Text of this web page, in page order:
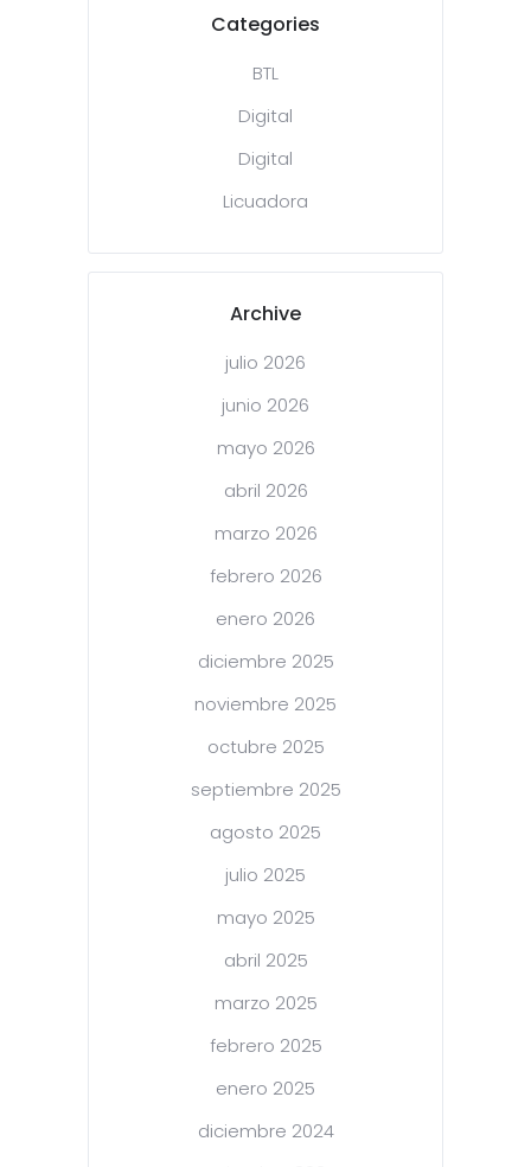
Categories
BTL
Digital
Digital
Licuadora
Archive
julio 2026
junio 2026
mayo 2026
abril 2026
marzo 2026
febrero 2026
enero 2026
diciembre 2025
noviembre 2025
octubre 2025
septiembre 2025
agosto 2025
julio 2025
mayo 2025
abril 2025
marzo 2025
febrero 2025
enero 2025
diciembre 2024